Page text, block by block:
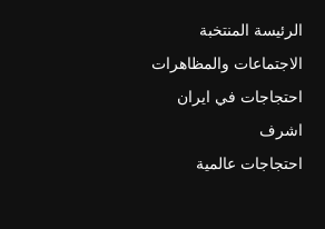
الرئيسة المنتخبة
الاجتماعات والمظاهرات
احتجاجات في ايران
اشرف
احتجاجات عالمية